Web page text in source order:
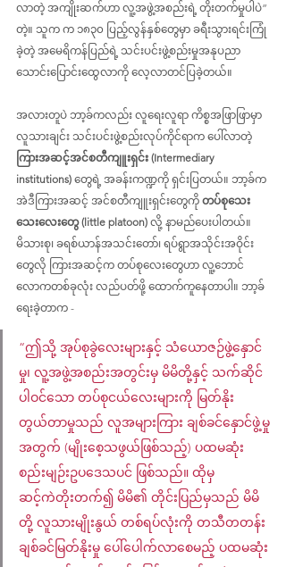
လာတဲ့ အကျိုးဆက်ဟာ လူ့အဖွဲ့အစည်းရဲ့ တိုးတက်မှုပါပဲ”
တဲ့။ သူက က ၁၈၃၀ ပြည့်လွန်နှစ်တွေမှာ ခရီးသွားရင်းကြုံ
ခဲ့တဲ့ အမေရိကန်ပြည်ရဲ့ သင်းပင်းဖွဲ့စည်းမှုအနုပညာ
သောင်းပြောင်းထွေလာကို လေ့လာတင်ပြခဲ့တယ်။
အလားတူပဲ ဘာ့ခ်ကလည်း လူရေးလူရာ ကိစ္စအဖြာဖြာမှာ
လူသားချင်း သင်းပင်းဖွဲ့စည်းလုပ်ကိုင်ရာက ပေါ်လာတဲ့
ကြားအဆင့်အင်စတီကျူးရှင်း (Intermediary
institutions) တွေရဲ့ အခန်းကဏ္ဍကို ရှင်းပြတယ်။ ဘာ့ခ်က
အဲဒီကြားအဆင့် အင်စတီကျူးရှင်းတွေကို တပ်စုသေး
သေးလေးတွေ (little platoon) လို့ နာမည်ပေးပါတယ်။
မိသားစု၊ ခရစ်ယာန်အသင်းတော်၊ ရပ်ရွာအသိုင်းအဝိုင်း
တွေလို ကြားအဆင့်က တပ်စုလေးတွေဟာ လူ့ဘောင်
လောကတစ်ခုလုံး လည်ပတ်ဖို့ ထောက်ကူနေတာပါ။ ဘာ့ခ်
ရေးခဲ့တာက -
“ဤသို့ အုပ်စုခွဲလေးများနှင့် သံယောဇဉ်ဖွဲ့နှောင်
မှု၊ လူ့အဖွဲ့အစည်းအတွင်းမှ မိမိတို့နှင့် သက်ဆိုင်
ပါဝင်သော တပ်စုငယ်လေးများကို မြတ်နိုး
တွယ်တာမှုသည် လူအများကြား ချစ်ခင်နှောင်ဖွဲ့မှု
အတွက် (မျိုးစေ့သဖွယ်ဖြစ်သည့်) ပထမဆုံး
စည်းမျဉ်းဥပဒေသပင် ဖြစ်သည်။ ထိုမှ
ဆင့်ကဲတိုးတက်၍ မိမိ၏ တိုင်းပြည်မှသည် မိမိ
တို့ လူသားမျိုးနွယ် တစ်ရပ်လုံးကို တသီတတန်း
ချစ်ခင်မြတ်နိုးမှု ပေါ်ပေါက်လာစေမည့် ပထမဆုံး